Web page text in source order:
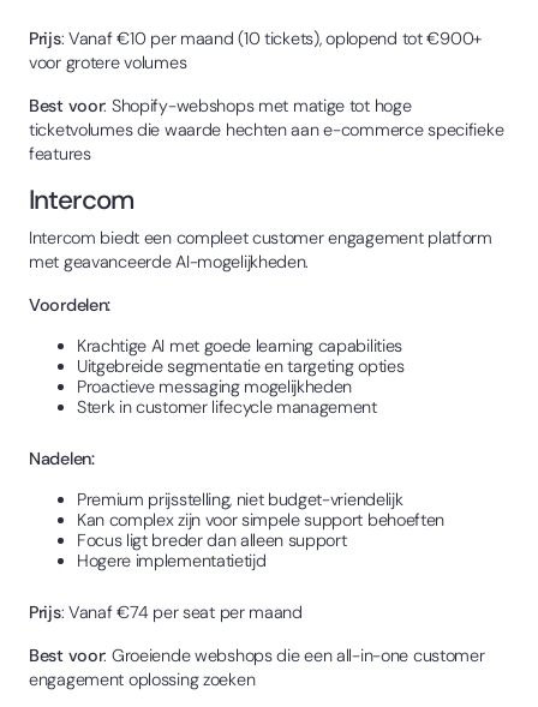
Prijs: Vanaf €10 per maand (10 tickets), oplopend tot €900+
voor grotere volumes
Best voor: Shopify-webshops met matige tot hoge
ticketvolumes die waarde hechten aan e-commerce specifieke
features
Intercom
Intercom biedt een compleet customer engagement platform
met geavanceerde AI-mogelijkheden.
Voordelen:
Krachtige AI met goede learning capabilities
Uitgebreide segmentatie en targeting opties
Proactieve messaging mogelijkheden
Sterk in customer lifecycle management
Nadelen:
Premium prijsstelling, niet budget-vriendelijk
Kan complex zijn voor simpele support behoeften
Focus ligt breder dan alleen support
Hogere implementatietijd
Prijs: Vanaf €74 per seat per maand
Best voor: Groeiende webshops die een all-in-one customer
engagement oplossing zoeken